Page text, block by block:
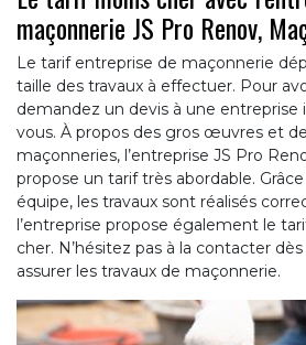
maçonnerie JS Pro Renov,
Le tarif entreprise de maçonnerie
taille des travaux à effectuer. Pour
demandez un devis à une entreprise
vous. À propos des gros œuvres et
maçonneries, l’entreprise JS Pro
propose un tarif très abordable.
équipe, les travaux sont réalisés
l’entreprise propose également le
cher. N’hésitez pas à la contacter
assurer les travaux de maçonnerie.